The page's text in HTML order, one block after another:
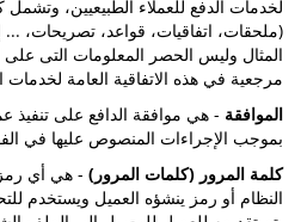
لخدمات الدفع للعملاء الطبيعيين،
(ملحقات، اتفاقيات، قواعد، تصريحات،
المثال وليس الحصر المعلومات التى على
مرجعية في هذه الاتفاقية العامة لخدمات
الموافقة - هي موافقة الدافع على تنفيذ
بموجب الإجراءات المنصوص عليها في الفقرة رقم 8 من
كلمة المرور (كلمات المرور) - هي أي رمز
النظام أو رمز ينشؤه العميل ويستخدم